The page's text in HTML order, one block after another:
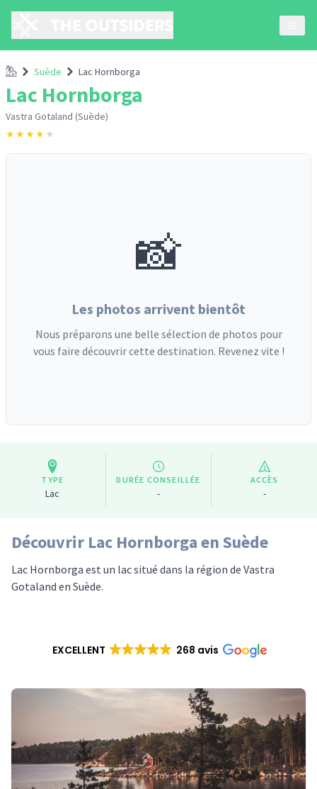
Accueil
Suède Lac Hornborga
Lac Hornborga
Vastra Gotaland (Suède)
★★★★ ★
📸
Les photos arrivent bientôt
Nous préparons une belle sélection de photos pour
vous faire découvrir cette destination. Revenez vite !
TYPE
Lac
DURÉE CONSEILLÉE
-
ACCÈS
-
Découvrir Lac Hornborga en Suède
Lac Hornborga est un lac situé dans la région de Vastra
Gotaland en Suède.
EXCELLENT 268 avis